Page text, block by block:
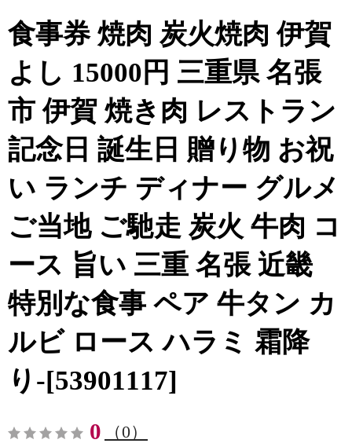
食事券 焼肉 炭火焼肉 伊賀
よし 15000円 三重県 名張
市 伊賀 焼き肉 レストラン
記念日 誕生日 贈り物 お祝
い ランチ ディナー グルメ
ご当地 ご馳走 炭火 牛肉 コ
ース 旨い 三重 名張 近畿
特別な食事 ペア 牛タン カ
ルビ ロース ハラミ 霜降
り-[53901117]
0 （0）